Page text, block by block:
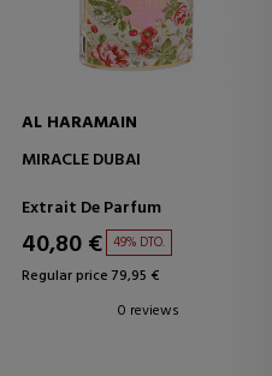
AL HARAMAIN
MIRACLE DUBAI
Extrait De Parfum
40,80 € 49% DTO.
Regular price 79,95 €
0 reviews